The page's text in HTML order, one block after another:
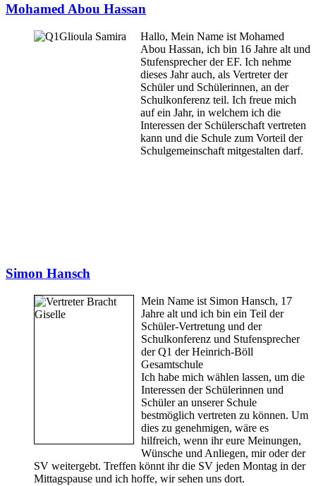
Mohamed Abou Hassan
Hallo, Mein Name ist Mohamed
Abou Hassan, ich bin 16 Jahre alt und
Stufensprecher der EF. Ich nehme
dieses Jahr auch, als Vertreter der
Schüler und Schülerinnen, an der
Schulkonferenz teil. Ich freue mich
auf ein Jahr, in welchem ich die
Interessen der Schülerschaft vertreten
kann und die Schule zum Vorteil der
Schulgemeinschaft mitgestalten darf.
Simon Hansch
Mein Name ist Simon Hansch, 17
Jahre alt und ich bin ein Teil der
Schüler-Vertretung und der
Schulkonferenz und Stufensprecher
der Q1 der Heinrich-Böll
Gesamtschule
Ich habe mich wählen lassen, um die
Interessen der Schülerinnen und
Schüler an unserer Schule
bestmöglich vertreten zu können. Um
dies zu genehmigen, wäre es
hilfreich, wenn ihr eure Meinungen,
Wünsche und Anliegen, mir oder der
SV weitergebt. Treffen könnt ihr die SV jeden Montag in der
Mittagspause und ich hoffe, wir sehen uns dort.